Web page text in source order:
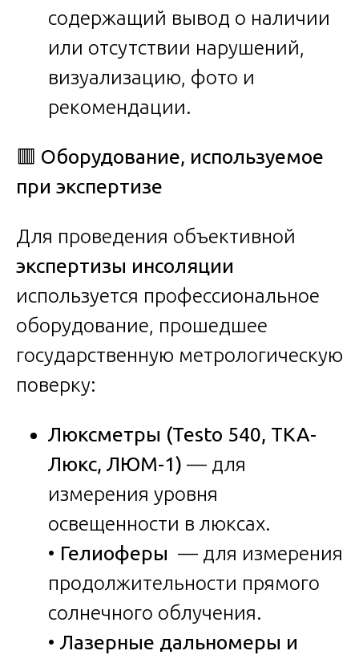
содержащий вывод о наличии
или отсутствии нарушений,
визуализацию, фото и
рекомендации.
🟥 Оборудование, используемое
при экспертизе
Для проведения объективной
экспертизы инсоляции
используется профессиональное
оборудование, прошедшее
государственную метрологическую
поверку:
Люксметры (Testo 540, ТКА-
Люкс, ЛЮМ-1) — для
измерения уровня
освещенности в люксах.
• Гелиоферы — для измерения
продолжительности прямого
солнечного облучения.
•Лазерные дальномеры и